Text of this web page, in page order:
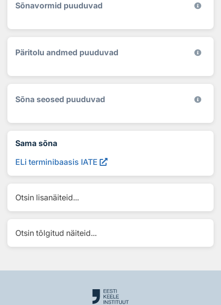
Sõnavormid puuduvad
Päritolu andmed puuduvad
Sõna seosed puuduvad
Sama sõna
ELi terminibaasis IATE
Otsin lisanäiteid...
Otsin tõlgitud näiteid...